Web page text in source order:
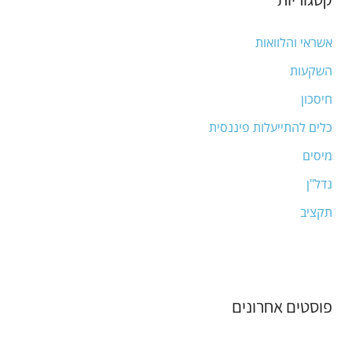
f
o
r
:
אשראי והלוואות
השקעות
חיסכון
כלים להתייעלות פיננסית
מיסים
נדל"ן
תקציב
פוסטים אחרונים